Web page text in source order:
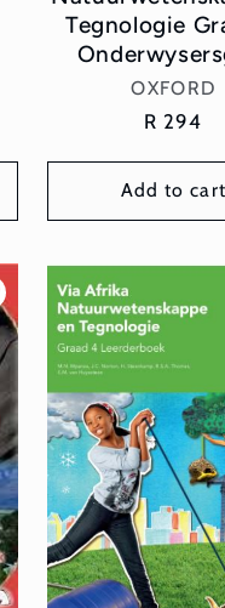
Tegnologie
OXFORD
Regular
R 294
Add to cart